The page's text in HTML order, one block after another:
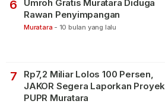
6
Umroh Gratis Muratara Diduga
Rawan Penyimpangan
Muratara - 10 bulan yang lalu
7
Rp7,2 Miliar Lolos 100 Persen,
JAKOR Segera Laporkan Proyek
PUPR Muratara